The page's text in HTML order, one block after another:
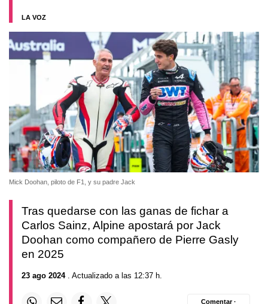
LA VOZ
Mick Doohan, piloto de F1, y su padre Jack
Tras quedarse con las ganas de fichar a
Carlos Sainz, Alpine apostará por Jack
Doohan como compañero de Pierre Gasly
en 2025
23 ago 2024. Actualizado a las 12:37 h.
Comentar ·